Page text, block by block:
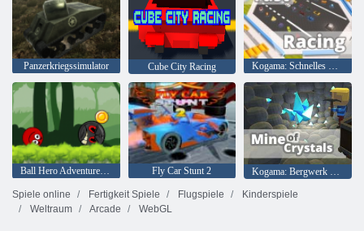
Panzerkriegssimulator Cube City Racing Kogama: Schnelles Rennen
Ball Hero Adventure: Roter Schlagball Fly Car Stunt 2
Kogama: Bergwerk der Kristalle
Spiele online
Fertigkeit Spiele Flugspiele
Kinderspiele
Weltraum
Arcade WebGL